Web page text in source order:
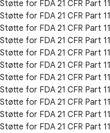
Støtte for FDA 21 CFR Part 11
Støtte for FDA 21 CFR Part 11
Støtte for FDA 21 CFR Part 11
Støtte for FDA 21 CFR Part 11
Støtte for FDA 21 CFR Part 11
Støtte for FDA 21 CFR Part 11
Støtte for FDA 21 CFR Part 11
Støtte for FDA 21 CFR Part 11
Støtte for FDA 21 CFR Part 11
Støtte for FDA 21 CFR Part 11
Støtte for FDA 21 CFR Part 11